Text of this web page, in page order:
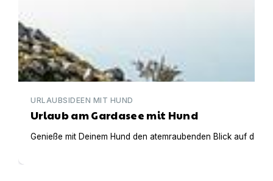
URLAUBSIDEEN MIT HUND
Urlaub am Gardasee mit Hund
Genieße mit Deinem Hund den atemraubenden Blick auf den